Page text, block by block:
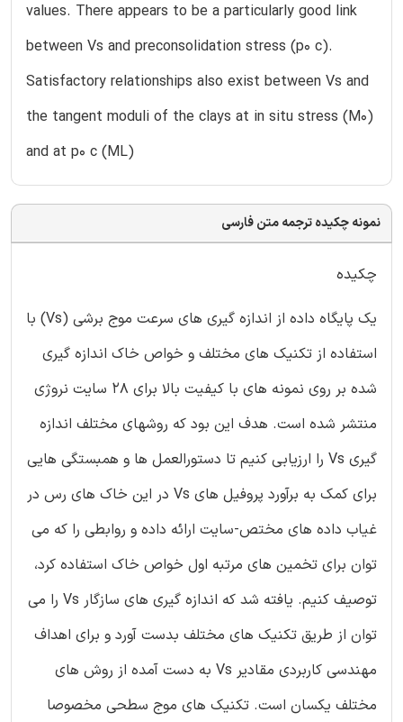
values. There appears to be a particularly good link
between Vs and preconsolidation stress (p0 c).
Satisfactory relationships also exist between Vs and
the tangent moduli of the clays at in situ stress (M0)
and at p0 c (ML)
نمونه چکیده ترجمه متن فارسی
چکیده
یک پایگاه داده از اندازه گیری های سرعت موج برشی (Vs) با
استفاده از تکنیک های مختلف و خواص خاک اندازه گیری
شده بر روی نمونه های با کیفیت بالا برای 28 سایت نروژی
منتشر شده است. هدف این بود که روشهای مختلف اندازه
گیری Vs را ارزیابی کنیم تا دستورالعمل ها و همبستگی هایی
برای کمک به برآورد پروفیل های Vs در این خاک های رس در
غیاب داده های مختص-سایت ارائه داده و روابطی را که می
توان برای تخمین های مرتبه اول خواص خاک استفاده کرد،
توصیف کنیم. یافته شد که اندازه گیری های سازگار Vs را می
توان از طریق تکنیک های مختلف بدست آورد و برای اهداف
مهندسی کاربردی مقادیر Vs به دست آمده از روش های
مختلف یکسان است. تکنیک های موج سطحی مخصوصا